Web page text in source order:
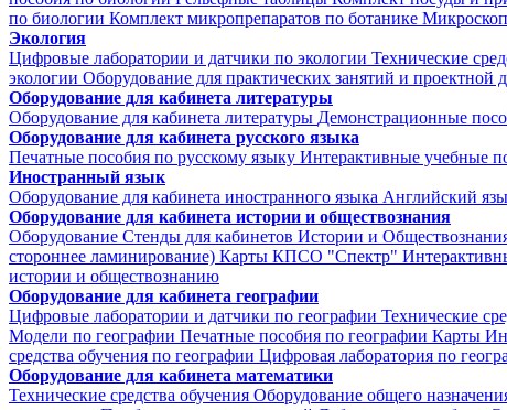
по биологии Комплект микропрепаратов по ботанике
Экология
Цифровые лаборатории и датчики по экологии Технические
экологии Оборудование для практических занятий и проектной
Оборудование для кабинета литературы
Оборудование для кабинета литературы Демонстрационные
Оборудование для кабинета русского языка
Печатные пособия по русскому языку Интерактивные учебные
Иностранный язык
Оборудование для кабинета иностранного языка Английский
Оборудование для кабинета истории и обществознания
Оборудование Стенды для кабинетов Истории и
стороннее ламинирование) Карты КПСО "Спектр"
истории и обществознанию
Оборудование для кабинета географии
Цифровые лаборатории и датчики по географии Технические
Модели по географии Печатные пособия по географии Карты
средства обучения по географии Цифровая лаборатория по
Оборудование для кабинета математики
Технические средства обучения Оборудование общего